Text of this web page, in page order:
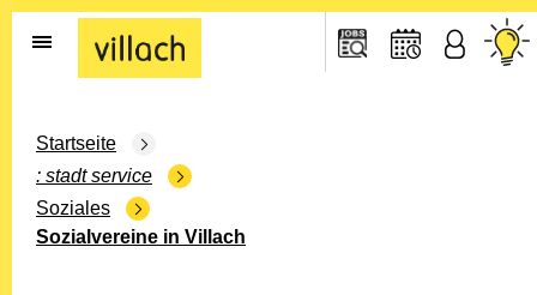
Gehe zur Startseite
Startseite
stadt service
Soziales
Sozialvereine in Villach